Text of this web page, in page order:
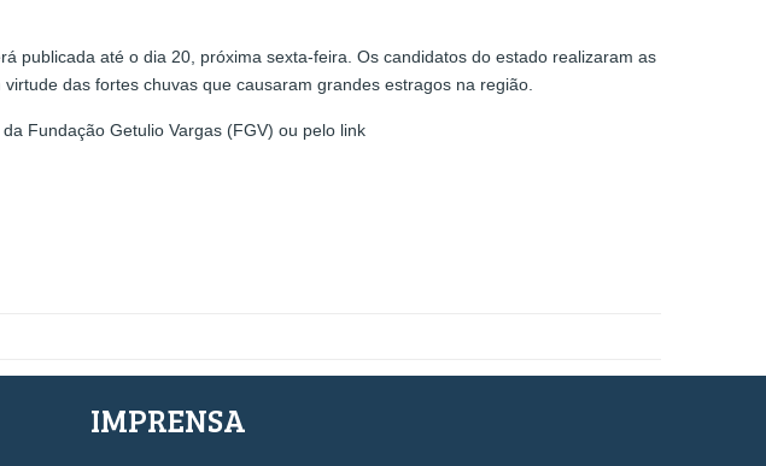
publicada até o dia 20, próxima sexta-feira. Os candidatos do estado realizaram as
virtude das fortes chuvas que causaram grandes estragos na região.
Fundação Getulio Vargas (FGV) ou pelo link
IMPRENSA